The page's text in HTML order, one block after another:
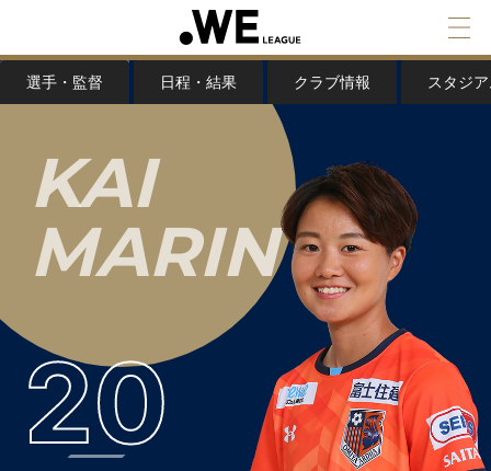
選手・監督 日程・結果 クラブ情報 スタジ
KAI
MARIN
20